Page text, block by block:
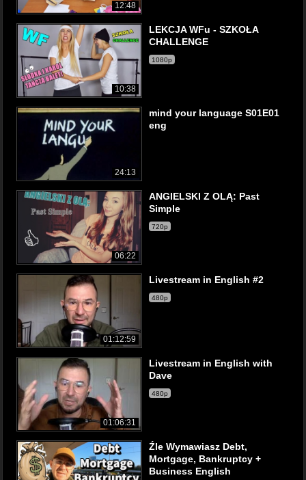
12:48
10:38
LEKCJA WFu - SZKOŁA
CHALLENGE
1080p
24:13
mind your language S01E01
eng
06:22
ANGIELSKI Z OLĄ: Past
Simple
720p
01:12:59
Livestream in English #2
480p
01:06:31
Livestream in English with
Dave
480p
Źle Wymawiasz Debt,
Mortgage, Bankruptcy +
Business English